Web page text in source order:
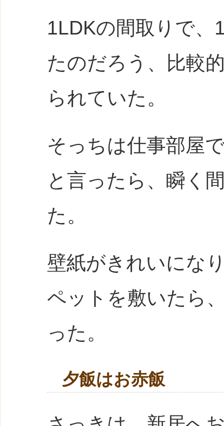
1LDKの間取りで、
たのだろう、比較
られていた。
そっちは仕事部屋
と言ったら、瞬く
た。
壁紙がきれいにな
ペットを敷いたら
った。
夕飯はお赤飯